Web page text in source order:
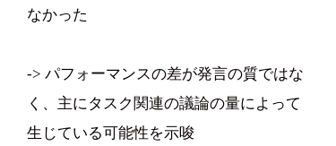
なかった
-> パフォーマンスの差が発言の質ではな
く、主にタスク関連の議論の量によって
生じている可能性を示唆